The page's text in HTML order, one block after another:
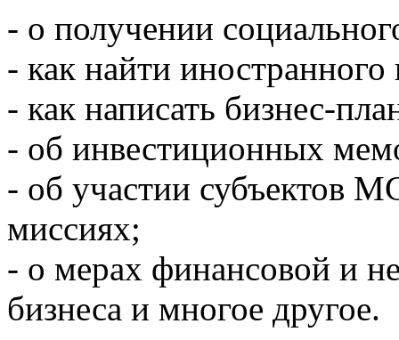
- о получении
- как найти иностранного
- как написать бизнес-
- об инвестиционных
- об участии субъектов
миссиях;
- о мерах финансовой и
бизнеса и многое другое.